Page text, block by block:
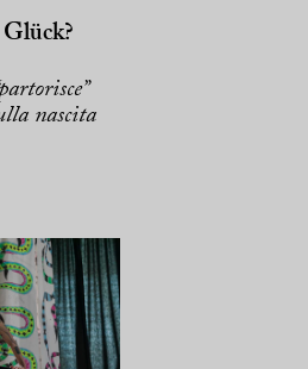
Glück?
nascita